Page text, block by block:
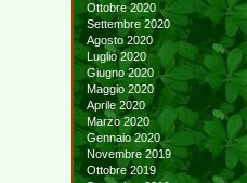
Ottobre 2020
Settembre 2020
Agosto 2020
Luglio 2020
Giugno 2020
Maggio 2020
Aprile 2020
Marzo 2020
Gennaio 2020
Novembre 2019
Ottobre 2019